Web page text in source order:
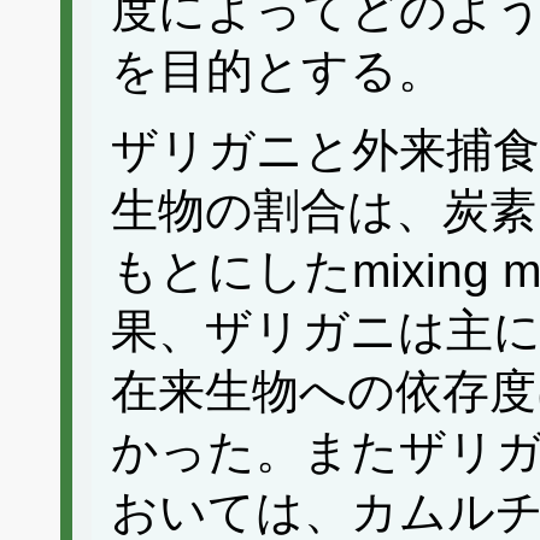
度によってどのよ
を目的とする。
ザリガニと外来捕
生物の割合は、炭
もとにしたmixing
果、ザリガニは主
在来生物への依存
かった。またザリ
おいては、カムル